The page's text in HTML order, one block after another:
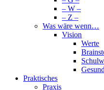
– W –
– Z –
Was wäre wenn…
Vision
Werte
Praktisches
Praxis